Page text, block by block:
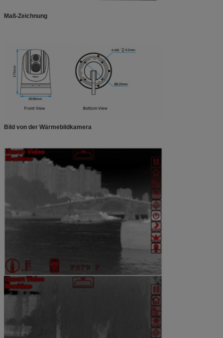
Maß-Zeichnung
Bild von der Wärmebildkamera